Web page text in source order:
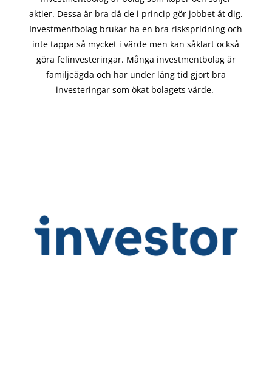
aktier. Dessa är bra då de i princip görjobbet åt dig.
Investmentbolag brukar ha en bra riskspridning och
inte tappa så mycket i värde men kan såklart också
göra felinvesteringar. Många investmentbolag är
familjeägda och har under lång tid gjort bra
investeringar som ökat bolagets värde.